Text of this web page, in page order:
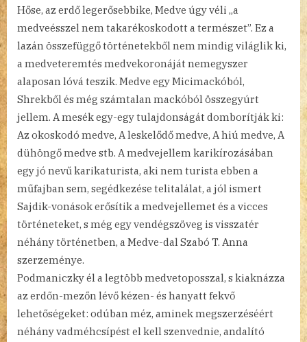
Hőse, az erdő legerősebbike, Medve úgy véli „a
medveésszel nem takarékoskodott a természet”. Ez a
lazán összefüggő történetekből nem mindig világlik ki,
a medveteremtés medvekoronáját nemegyszer
alaposan lóvá teszik. Medve egy Micimackóból,
Shrekből és még számtalan mackóból összegyúrt
jellem. A mesék egy-egy tulajdonságát domborítják ki:
Az okoskodó medve, A leskelődő medve, A hiú medve, A
dühöngő medve stb. A medvejellem karikírozásában
egy jó nevű karikaturista, aki nem turista ebben a
műfajban sem, segédkezése telitalálat, a jól ismert
Sajdik-vonások erősítik a medvejellemet és a vicces
történeteket, s még egy vendégszöveg is visszatér
néhány történetben, a Medve-dal Szabó T. Anna
szerzeménye.
Podmaniczky él a legtöbb medvetoposszal, s kiaknázza
az erdőn-mezőn lévő kézen- és hanyatt fekvő
lehetőségeket: odúban méz, aminek megszerzéséért
néhány vadméhcsípést el kell szenvednie, andalító